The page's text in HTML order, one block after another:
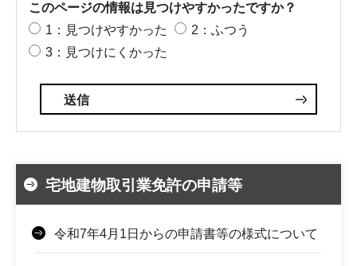
このページの情報は見つけやすかったですか？
1：見つけやすかった
2：ふつう
3：見つけにくかった
宅地建物取引業免許の申請等
令和7年4月1日からの申請書等の様式について